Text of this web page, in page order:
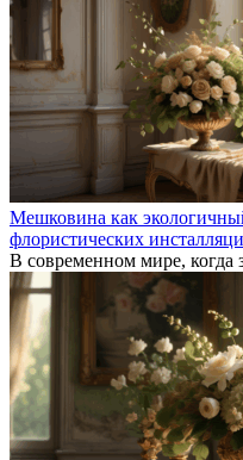
Мешковина как
флористических
В современном мире, когда